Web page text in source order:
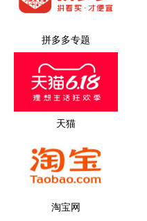
拼多多专题
天猫
淘宝网